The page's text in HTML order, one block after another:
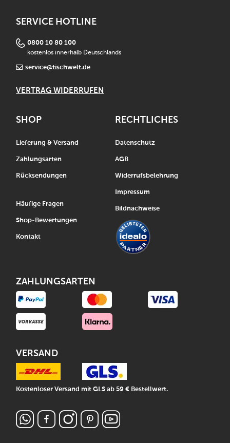
SERVICE HOTLINE
0800 10 80 100
kostenlos innerhalb Deutschlands
service@tischwelt.de
VERTRAG WIDERRUFEN
SHOP
Lieferung & Versand
Zahlungsarten
Rücksendungen
Häufige Fragen
Shop-Bewertungen
Kontakt
RECHTLICHES
Datenschutz
AGB
Widerrufsbelehrung
Impressum
Bildnachweise
ZAHLUNGSARTEN
VERSAND
Kostenloser Versand mit GLS ab 59 € Bestellwert.